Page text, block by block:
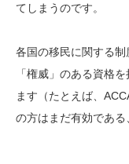
てしまうのです。
各国の移民に関する
「権威」のある資格
ます（たとえば、
の方はまだ有効である